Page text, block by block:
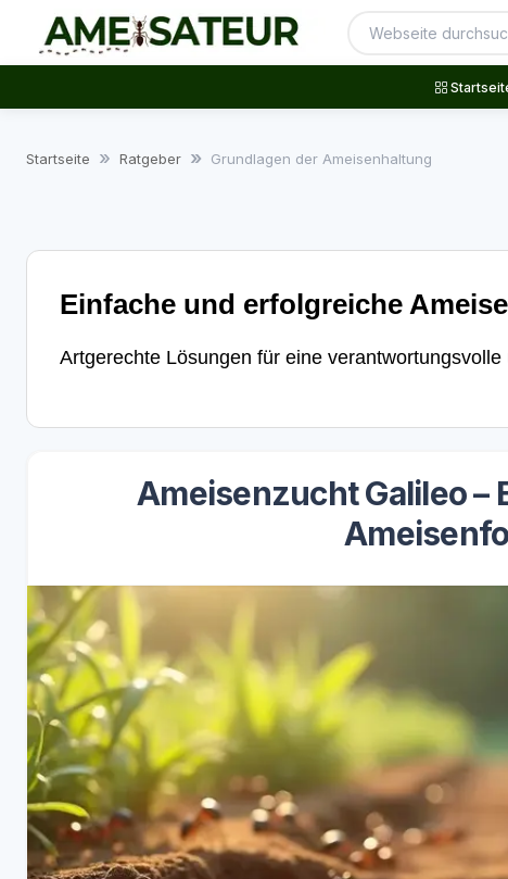
Startseite Ratgeber Grundlagen der Ameisenhaltung
Einfache und erfolgreiche
Artgerechte Lösungen für eine
Ameisenzucht Galileo –